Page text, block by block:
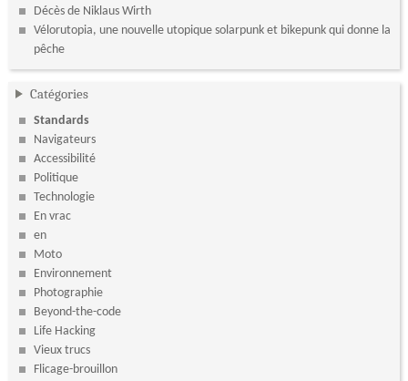
Décès de Niklaus Wirth
Vélorutopia, une nouvelle utopique solarpunk et bikepunk qui donne la
pêche
Catégories
Standards
Navigateurs
Accessibilité
Politique
Technologie
En vrac
en
Moto
Environnement
Photographie
Beyond-the-code
Life Hacking
Vieux trucs
Flicage-brouillon